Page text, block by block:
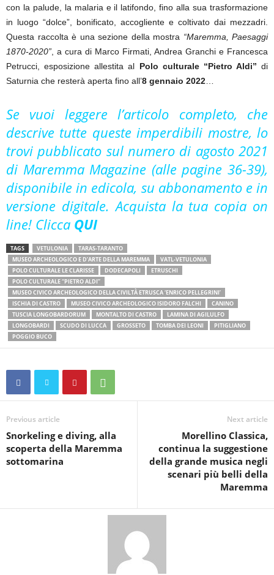
con la palude, la malaria e il latifondo, fino alla sua trasformazione
in luogo “dolce”, bonificato, accogliente e coltivato dai mezzadri.
Questa raccolta è una sezione della mostra “Maremma, Paesaggi
1870-2020”, a cura di Marco Firmati, Andrea Granchi e Francesca
Petrucci, esposizione allestita al Polo culturale “Pietro Aldi” di
Saturnia che resterà aperta fino all’8 gennaio 2022…
Se vuoi leggere l’articolo completo, che
descrive tutte queste imperdibili mostre, lo
trovi pubblicato sul numero di agosto 2021
di Maremma Magazine (alle pagine 36-39),
disponibile in edicola, su abbonamento e in
versione digitale. Acquista la tua copia on
line! Clicca QUI
TAGS VETULONIA
TARAS-TARANTO
MUSEO ARCHEOLOGICO E D’ARTE DELLA MAREMMA
VATL-VETULONIA
POLO CULTURALE LE CLARISSE
DODECAPOLI
ETRUSCHI
POLO CULTURALE “PIETRO ALDI”
MUSEO CIVICO ARCHEOLOGICO DELLA CIVILTÀ ETRUSCA ‘ENRICO PELLEGRINI’
ISCHIA DI CASTRO
MUSEO CIVICO ARCHEOLOGICO ISIDORO FALCHI
CANINO
TUSCIA LONGOBARDORUM
MONTALTO DI CASTRO
LAMINA DI AGILULFO
LONGOBARDI
SCUDO DI LUCCA GROSSETO TOMBA DEI LEONI
PITIGLIANO
POGGIO BUCO
Previous article
Snorkeling e diving, alla
scoperta della Maremma
sottomarina
Next article
Morellino Classica,
continua la suggestione
della grande musica negli
scenari più belli della
Maremma